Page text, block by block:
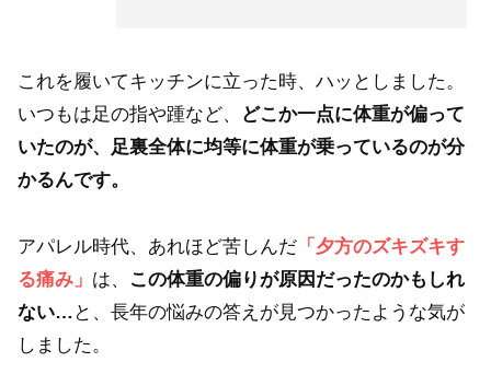
これを履いてキッチンに立った時、ハッとしました。
いつもは足の指や踵など、
どこか一点に体重が偏って
いたのが、足裏全体に均等に体重が乗っているのが分
かるんです。
アパレル時代、あれほど苦しんだ 「夕方のズキズキす
る痛み」 は、
この体重の偏りが原因だったのかもしれ
ない… と、長年の悩みの答えが見つかったような気が
しました。